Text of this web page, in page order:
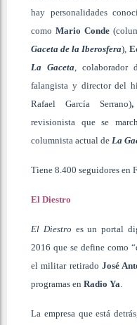
hay personalidades
como Mario Conde
Gaceta de la Iberosfera),
La Gaceta
colaborador
falangista y director del
Rafael García Serrano)
revisionista que se
columnista actual de La
Tiene 8.400 seguidores en
El Diestro
El Diestro es un portal
2016 que se define como
el militar retirado José
programas en Radio Ya
La empresa que está detrás,